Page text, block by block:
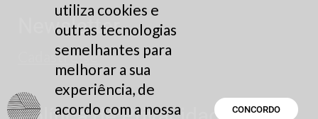
Newsletter
Cadastre-se
utiliza cookies e
outras tecnologias
semelhantes para
melhorar a sua
experiência, de
acordo com a nossa
CONCORDO